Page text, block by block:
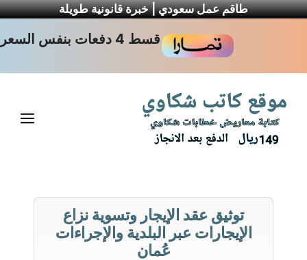
طاقم عمل سعودي | خبرة قانونية طويلة
قسط 4 دفعات بنفس السعر
توثيق عقد الإيجار وتسوية نزاع
الإيجارات عبر البلدية والإجراءات
عُمان